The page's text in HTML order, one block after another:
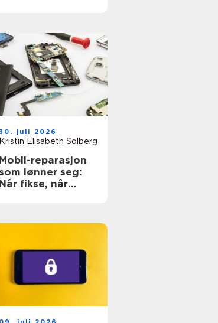
juli 2026
Kristin Elisabeth Solberg
Mobil-reparasjon
lønner seg:
Når fikse, når